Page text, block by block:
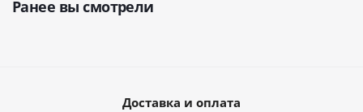
Ранее вы смотрели
Доставка и оплата